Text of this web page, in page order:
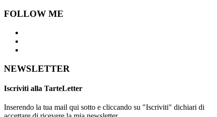
FOLLOW ME
NEWSLETTER
Iscriviti alla TarteLetter
Inserendo la tua mail qui sotto e cliccando su "Iscriviti" dichiari di